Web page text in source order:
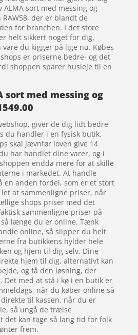
ALMA sort med messing og
der er blandt de
for branchen. I det store
helt sikkert noget for dig,
du kigger på lige nu. Købes
er priserne bedre- og det
shoppen sparer husleje til en
sort med messing og
giver de dig lidt bedre
du handler i en fysisk butik.
skal jævnfør loven give 14
har handlet dine varer, og i
endda mere for at skille
i markedet. At handle
en anden fordel, som er et stort
at sammenligne priser, når
shops priser med det
sammenligne priser på
længe du er online. Tænk
online, så slipper du helt
fra butikkens hylder hele
og hjem til dig selv. Dine
hjem til dig, alternativt kan
og få den løsning, der
Det med at stå i kø i en butik er
når du køber online så
til kassen, når du er
så ungå de trælse
det kan tage så lang tid for folk
frem.